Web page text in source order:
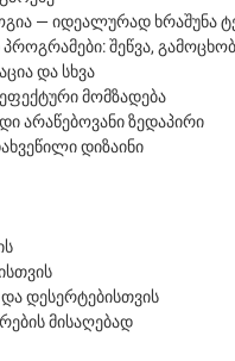
— იდეალურად ხრაშუნა
შეწვა,
და სხვა
მომზადება
არაწებოვანი ზედაპირი
დიზაინი
დესერტებისთვის
მისაღებად